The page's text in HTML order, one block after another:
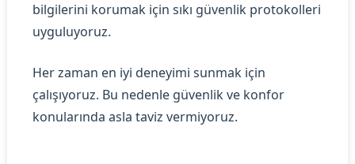
bilgilerini korumak için sıkı güvenlik protokolleri
uyguluyoruz.
Her zaman en iyi deneyimi sunmak için
çalışıyoruz. Bu nedenle güvenlik ve konfor
konularında asla taviz vermiyoruz.